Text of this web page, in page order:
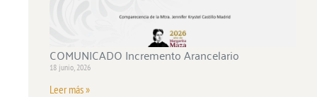
COMUNICADO Incremento Arancelario
18 junio, 2026
Leer más »